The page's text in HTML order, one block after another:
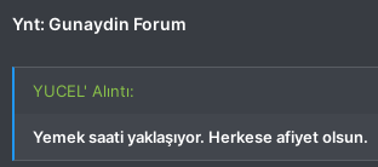
Ynt: Gunaydin Forum
YUCEL' Alıntı:
Yemek saati yaklaşıyor. Herkese afiyet olsun.